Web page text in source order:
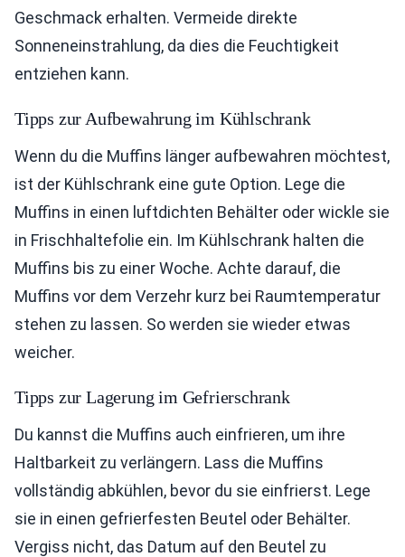
Geschmack erhalten. Vermeide direkte
Sonneneinstrahlung, da dies die Feuchtigkeit
entziehen kann.
Tipps zur Aufbewahrung im Kühlschrank
Wenn du die Muffins länger aufbewahren möchtest,
ist der Kühlschrank eine gute Option. Lege die
Muffins in einen luftdichten Behälter oder wickle sie
in Frischhaltefolie ein. Im Kühlschrank halten die
Muffins bis zu einer Woche. Achte darauf, die
Muffins vor dem Verzehr kurz bei Raumtemperatur
stehen zu lassen. So werden sie wieder etwas
weicher.
Tipps zur Lagerung im Gefrierschrank
Du kannst die Muffins auch einfrieren, um ihre
Haltbarkeit zu verlängern. Lass die Muffins
vollständig abkühlen, bevor du sie einfrierst. Lege
sie in einen gefrierfesten Beutel oder Behälter.
Vergiss nicht, das Datum auf den Beutel zu